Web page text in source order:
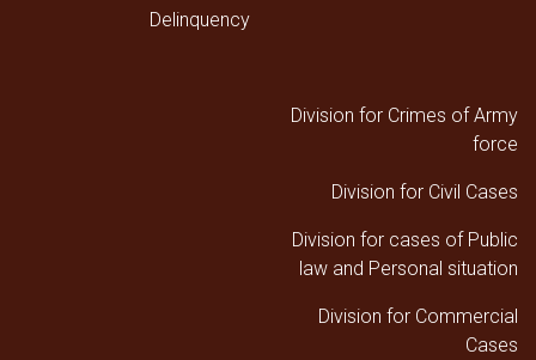
Delinquency
Division for Crimes of Army
force
Division for Civil Cases
Division for cases of Public
law and Personal situation
Division for Commercial
Cases